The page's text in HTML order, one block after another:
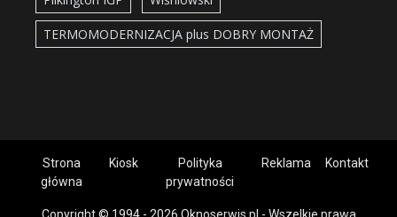
TERMOMODERNIZACJA plus DOBRY MONTAŻ
Strona
główna
Kiosk
Polityka
prywatności
Reklama Kontakt